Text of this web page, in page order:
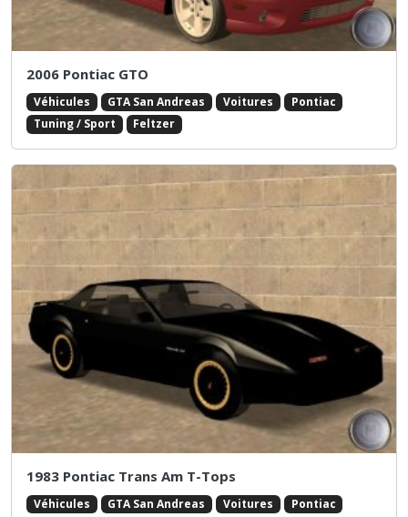
2006 Pontiac GTO
Véhicules GTA San Andreas Voitures
Pontiac
Tuning / Sport
Feltzer
1983 Pontiac Trans Am T-Tops
Véhicules GTA San Andreas Voitures
Pontiac